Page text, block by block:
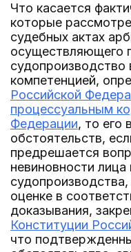
Что касается
которые
судебных актах
осуществляющего
судопроизводство
компетенцией,
Российской
процессуальным
Федерации, то его
обстоятельств,
предрешается
невиновности лица
оценке в
доказывания,
Конституции
что